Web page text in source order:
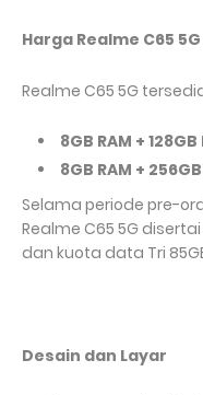
Harga Realme C65
Realme C65 5G
8GB RAM + 128GB
8GB RAM +
Selama periode pre-
Realme C65 5G
dan kuota data Tri
Desain dan Layar